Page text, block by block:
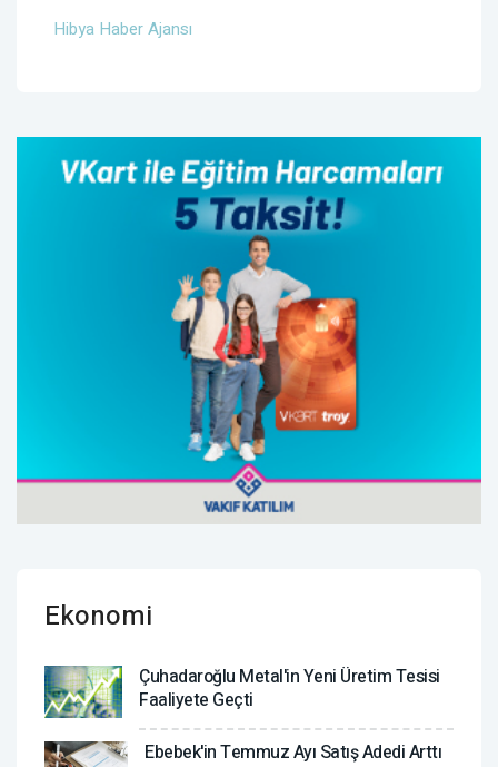
Hibya Haber Ajansı
Ekonomi
Çuhadaroğlu Metal'in Yeni Üretim Tesisi
Faaliyete Geçti
Ebebek'in Temmuz Ayı Satış Adedi Arttı